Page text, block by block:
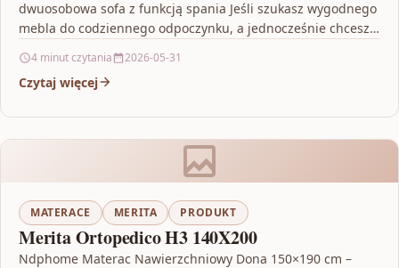
dwuosobowa sofa z funkcją spania Jeśli szukasz wygodnego
mebla do codziennego odpoczynku, a jednocześnie chcesz
4 minut czytania 2026-05-31
Czytaj więcej
MATERACE MERITA PRODUKT
Merita Ortopedico H3 140X200
Ndphome Materac Nawierzchniowy Dona 150×190 cm –